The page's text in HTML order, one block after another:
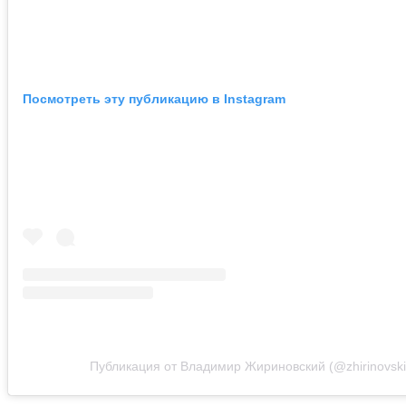
Посмотреть эту публикацию в Instagram
Публикация от Владимир Жириновский